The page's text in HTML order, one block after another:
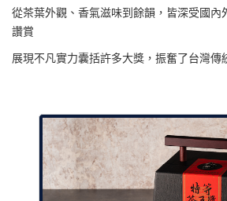
從茶葉外觀、香氣滋味到餘韻，皆深受國內
讚賞
展現不凡實力囊括許多大獎，振奮了台灣傳